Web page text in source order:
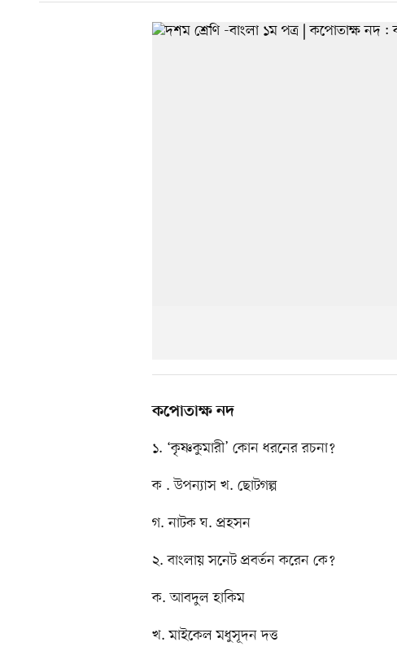
কপোতাক্ষ নদ
১. ‘কৃষ্ণকুমারী’ কোন ধরনের রচনা?
ক . উপন্যাস খ. ছোটগল্প
গ. নাটক ঘ. প্রহসন
২. বাংলায় সনেট প্রবর্তন করেন কে?
ক. আবদুল হাকিম
খ. মাইকেল মধুসূদন দত্ত